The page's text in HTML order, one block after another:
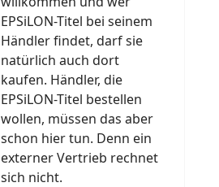
EPSiLON-Titel bei seinem
Händler findet, darf sie
natürlich auch dort
kaufen. Händler, die
EPSiLON-Titel bestellen
wollen, müssen das aber
schon hier tun. Denn ein
externer Vertrieb rechnet
sich nicht.